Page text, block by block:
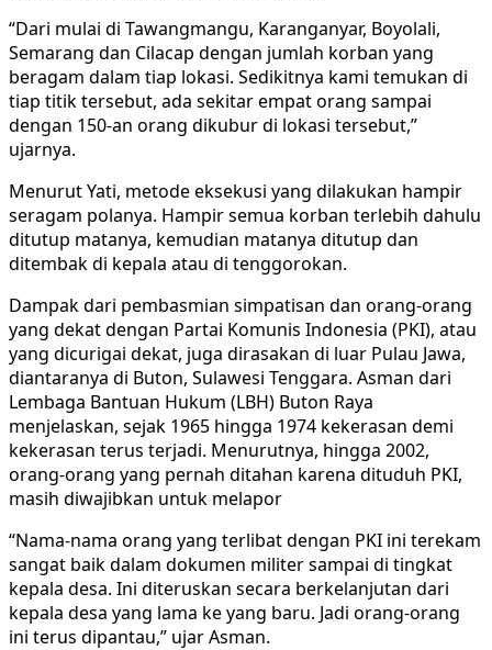
“Dari mulai di Tawangmangu, Karanganyar, Boyolali,
Semarang dan Cilacap dengan jumlah korban yang
beragam dalam tiap lokasi. Sedikitnya kami temukan di
tiap titik tersebut, ada sekitar empat orang sampai
dengan 150-an orang dikubur di lokasi tersebut,”
ujarnya.
Menurut Yati, metode eksekusi yang dilakukan hampir
seragam polanya. Hampir semua korban terlebih dahulu
ditutup matanya, kemudian matanya ditutup dan
ditembak di kepala atau di tenggorokan.
Dampak dari pembasmian simpatisan dan orang-orang
yang dekat dengan Partai Komunis Indonesia (PKI), atau
yang dicurigai dekat, juga dirasakan di luar Pulau Jawa,
diantaranya di Buton, Sulawesi Tenggara. Asman dari
Lembaga Bantuan Hukum (LBH) Buton Raya
menjelaskan, sejak 1965 hingga 1974 kekerasan demi
kekerasan terus terjadi. Menurutnya, hingga 2002,
orang-orang yang pernah ditahan karena dituduh PKI,
masih diwajibkan untuk melapor
“Nama-nama orang yang terlibat dengan PKI ini terekam
sangat baik dalam dokumen militer sampai di tingkat
kepala desa. Ini diteruskan secara berkelanjutan dari
kepala desa yang lama ke yang baru. Jadi orang-orang
ini terus dipantau,” ujar Asman.